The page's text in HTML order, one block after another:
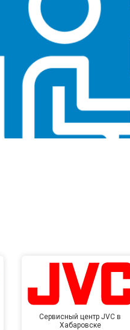
Сервисный центр JVC в
Хабаровске